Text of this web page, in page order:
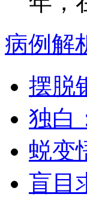
病例解
摆脱
独白
蜕变
盲目